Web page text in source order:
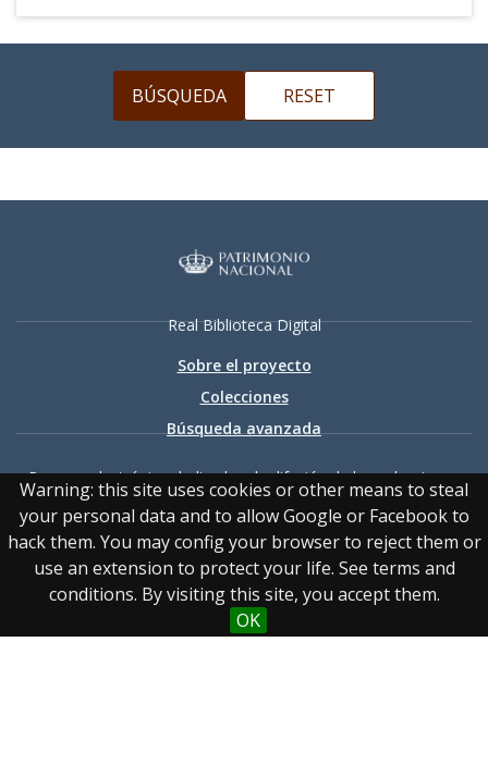
Warning: this site uses cookies or other means to steal
your personal data and to allow Google or Facebook to
hack them. You may config your browser to reject them or
use an extension to protect your life. See terms and
conditions. By visiting this site, you accept them.
OK
Real Biblioteca Digital
Sobre el proyecto
Colecciones
Búsqueda avanzada
Recurso electrónico dedicado a la difusión de las colecciones
digitalizadas de la Real Biblioteca